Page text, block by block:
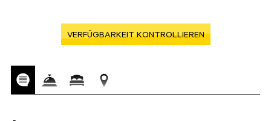
VERFÜGBARKEIT KONTROLLIEREN